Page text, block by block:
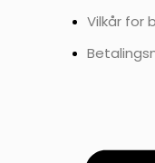
Vilkår for